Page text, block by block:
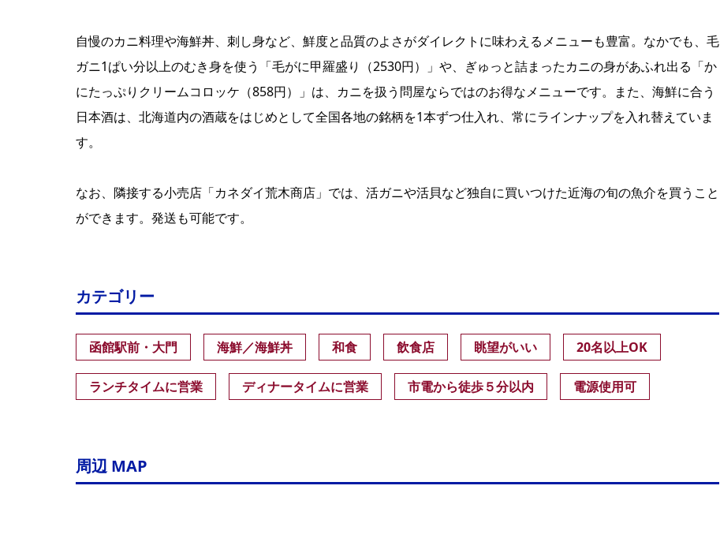
自慢のカニ料理や海鮮丼、刺し身など、鮮度と品質のよさがダイレクトに味わえるメニューも豊富。なかでも、毛
ガニ1ぱい分以上のむき身を使う「毛がに甲羅盛り（2530円）」や、ぎゅっと詰まったカニの身があふれ出る「か
にたっぷりクリームコロッケ（858円）」は、カニを扱う問屋ならではのお得なメニューです。また、海鮮に合う
日本酒は、北海道内の酒蔵をはじめとして全国各地の銘柄を1本ずつ仕入れ、常にラインナップを入れ替えていま
す。
なお、隣接する小売店「カネダイ荒木商店」では、活ガニや活貝など独自に買いつけた近海の旬の魚介を買うこと
ができます。発送も可能です。
カテゴリー
函館駅前・大門 海鮮／海鮮丼 和食 飲食店 眺望がいい 20名以上OK
ランチタイムに営業 ディナータイムに営業 市電から徒歩５分以内 電源使用可
周辺 MAP